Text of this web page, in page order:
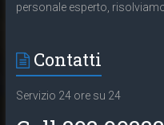
personale esperto,
Contatti
Servizio 24 ore su 24